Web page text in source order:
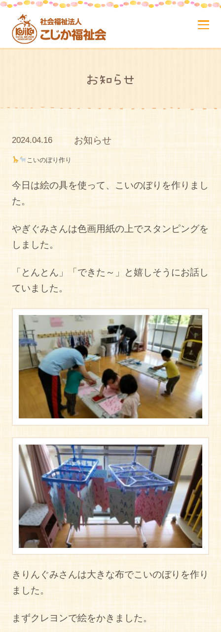
お知らせ
2024.04.16 お知らせ
こいのぼり作り
今日は絵の具を使って、こいのぼりを作りまし
た。
やぎぐみさんは色画用紙の上でスタンピングを
しました。
「とんとん」「できた～」と嬉しそうにお話し
ていました。
きりんぐみさんは大きな布でこいのぼりを作り
ました。
まずクレヨンで絵をかきました。